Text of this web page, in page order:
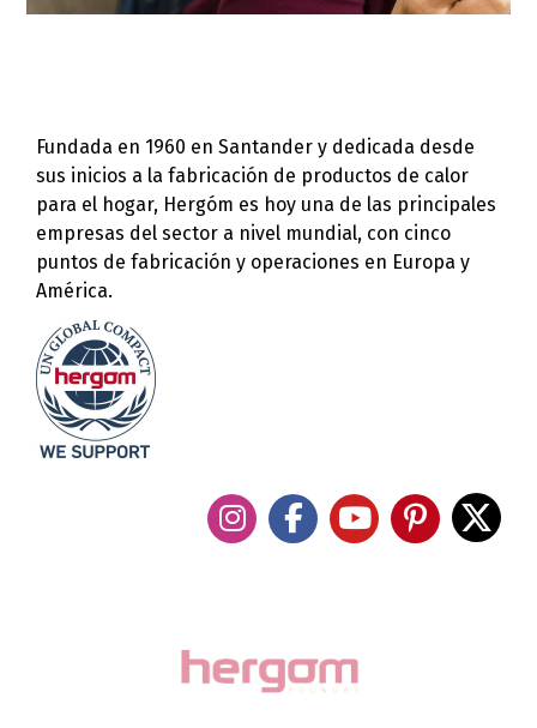
Fundada en 1960 en Santander y dedicada desde
sus inicios a la fabricación de productos de calor
para el hogar, Hergóm es hoy una de las principales
empresas del sector a nivel mundial, con cinco
puntos de fabricación y operaciones en Europa y
América.